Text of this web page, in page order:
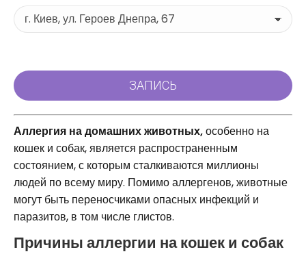
Аллергия на домашних животных,особенно на
кошек и собак, является распространенным
состоянием, с которым сталкиваются миллионы
людей по всему миру. Помимо аллергенов, животные
могут быть переносчиками опасных инфекций и
паразитов, в том числе глистов.
Причины аллергии на кошек и собак